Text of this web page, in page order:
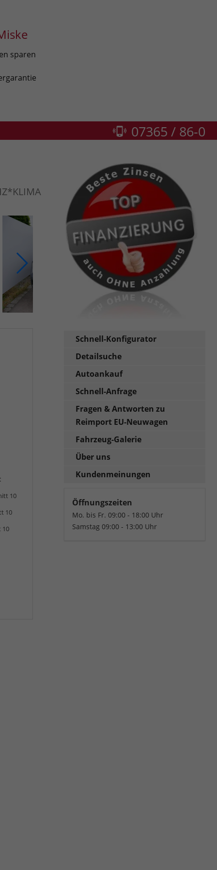
sparen
07365 / 86-0
10
10
10
Schnell-Konfigurator
Detailsuche
Autoankauf
Schnell-Anfrage
Fragen & Antworten zu
Reimport EU-Neuwagen
Fahrzeug-Galerie
Über uns
Kundenmeinungen
Öffnungszeiten
Mo. bis Fr. 09:00 - 18:00 Uhr
Samstag 09:00 - 13:00 Uhr